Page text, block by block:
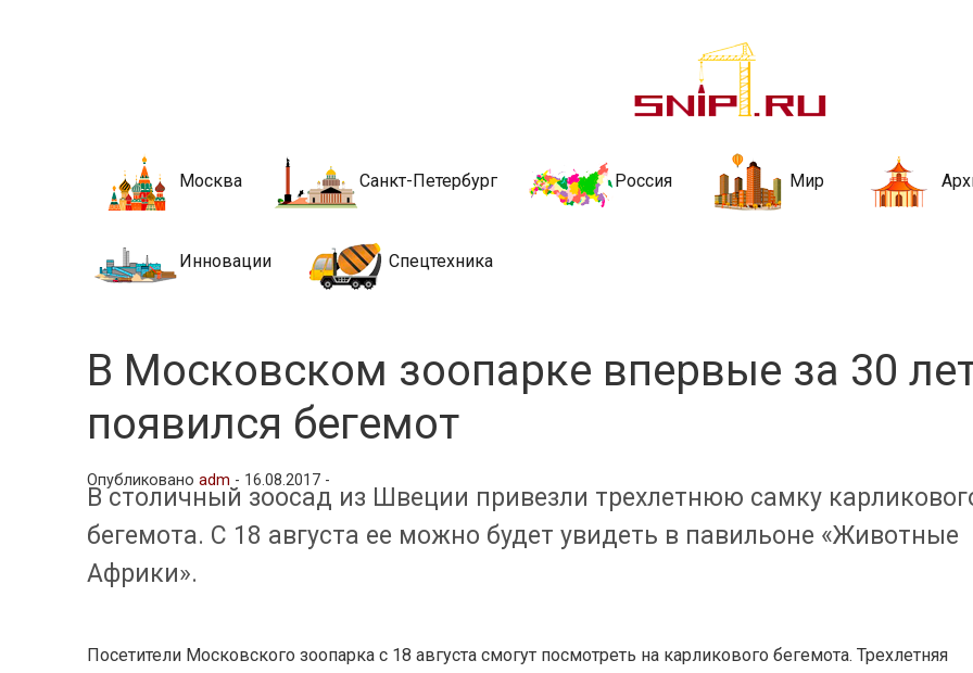
Новости строительства и
стройкой рубрики
Москва Санкт-Петербург Россия Мир
Инновации Спецтехника
В Московском зоопарке впервые за 30
появился бегемот
Опубликованоadm - 16.08.2017 -
В столичный зоосад из Швеции привезли трехлетнюю самку
бегемота. С 18 августа ее можно будет увидеть в павильоне «Животные
Африки».
Посетители Московского зоопарка с 18 августа смогут посмотреть на карликового бегемота. Трехлетняя